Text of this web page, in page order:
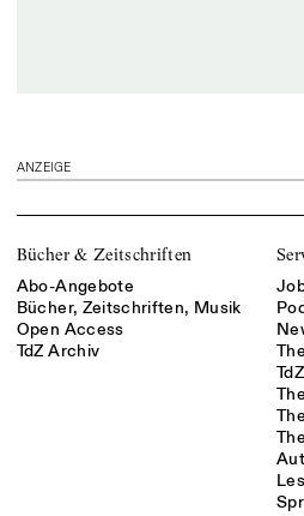
ANZEIGE
Bücher & Zeitschriften
Abo-Angebote
Bücher, Zeitschriften, Musik
Open Access
TdZ Archiv